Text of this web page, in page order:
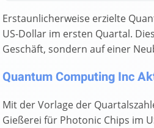
Erstaunlicherweise erzielte
US-Dollar im ersten Quartal.
Geschäft, sondern auf einer
Quantum Computing Inc
Mit der Vorlage der
Gießerei für Photonic Chips im